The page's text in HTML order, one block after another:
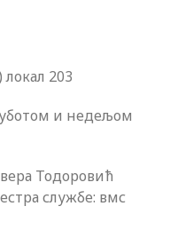
локал 203
и недељом
Тодоровић
службе: вмс